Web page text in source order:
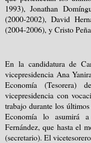
1993), Jonathan
(2000-2002), David
(2004-2006), y Cristo
En la candidatura de
vicepresidencia Ana
Economía (Tesorera)
vicepresidencia con
trabajo durante los
Economía lo asumirá
Fernández, que hasta el
(secretario). El